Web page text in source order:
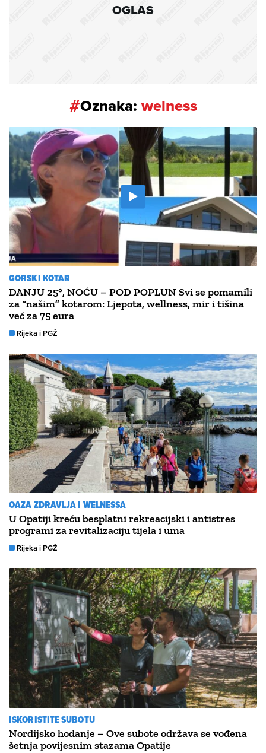
OGLAS
#Oznaka: welness
GORSKI KOTAR
DANJU 25°, NOĆU – POD POPLUN Svi se pomamili
za “našim” kotarom: Ljepota, wellness, mir i tišina
već za 75 eura
Rijeka i PGŽ
OAZA ZDRAVLJA I WELNESSA
U Opatiji kreću besplatni rekreacijski i antistres
programi za revitalizaciju tijela i uma
Rijeka i PGŽ
ISKORISTITE SUBOTU
Nordijsko hodanje – Ove subote održava se vođena
šetnja povijesnim stazama Opatije